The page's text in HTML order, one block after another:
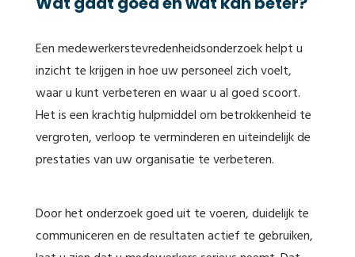
Een medewerkerstevredenheidsonderzoek helpt u
inzicht te krijgen in hoe uw personeel zich voelt,
waar u kunt verbeteren en waar u al goed scoort.
Het is een krachtig hulpmiddel om betrokkenheid te
vergroten, verloop te verminderen en uiteindelijk de
prestaties van uw organisatie te verbeteren.
Door het onderzoek goed uit te voeren, duidelijk te
communiceren en de resultaten actief te gebruiken,